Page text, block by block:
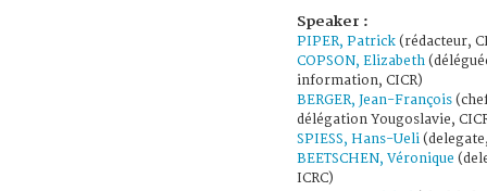
Speaker :
PIPER, Patrick(rédacteur,
COPSON, Elizabeth
information, CICR)
BERGER, Jean-François
délégation Yougoslavie,
SPIESS, Hans-Ueli
BEETSCHEN, Véronique
ICRC)